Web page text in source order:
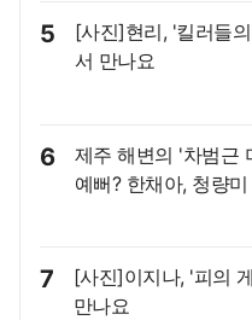
5
[사진]현리, '킬러들
서 만나요
6
제주 해변의 '차범근
예뻐? 한채아, 청량
7
[사진]이지나, '피의
만나요